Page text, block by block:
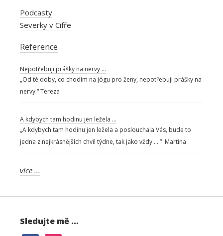
Podcasty
Severky v Cifře
Reference
Nepotřebuji prášky na nervy …
„Od té doby, co chodím na jógu pro ženy, nepotřebuji prášky na
nervy.“ Tereza
A kdybych tam hodinu jen ležela …
„A kdybych tam hodinu jen ležela a poslouchala Vás, bude to
jedna z nejkrásnějších chvil týdne, tak jako vždy…. “ Martina
více ...
Sledujte mě …